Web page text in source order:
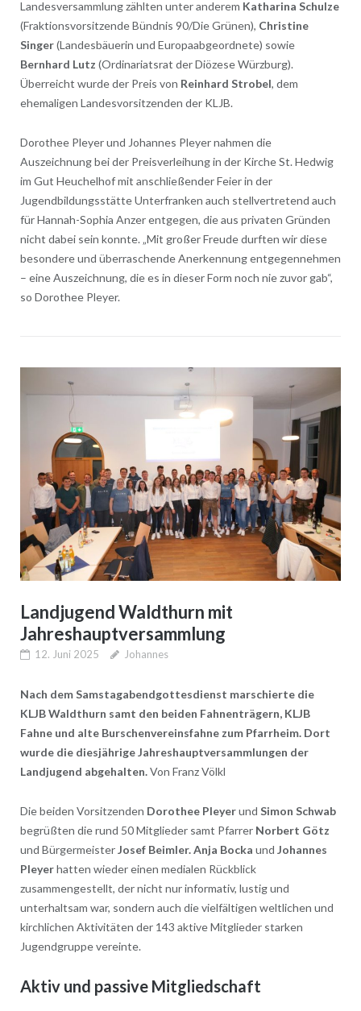
Landesversammlung zählten unter anderem Katharina Schulze
(Fraktionsvorsitzende Bündnis 90/Die Grünen), Christine
Singer(Landesbäuerin und Europaabgeordnete) sowie
Bernhard Lutz (Ordinariatsrat der Diözese Würzburg).
Überreicht wurde der Preis von Reinhard Strobel, dem
ehemaligen Landesvorsitzenden der KLJB.
Dorothee Pleyer und Johannes Pleyer nahmen die
Auszeichnung bei der Preisverleihung in der Kirche St. Hedwig
im Gut Heuchelhof mit anschließender Feier in der
Jugendbildungsstätte Unterfranken auch stellvertretend auch
für Hannah-Sophia Anzer entgegen, die aus privaten Gründen
nicht dabei sein konnte. „Mit großer Freude durften wir diese
besondere und überraschende Anerkennung entgegennehmen
– eine Auszeichnung, die es in dieser Form noch nie zuvor gab“,
so Dorothee Pleyer.
Landjugend Waldthurn mit
Jahreshauptversammlung
12. Juni 2025 Johannes
Nach dem Samstagabendgottesdienst marschierte die
KLJB Waldthurn samt den beiden Fahnenträgern, KLJB
Fahne und alte Burschenvereinsfahne zum Pfarrheim. Dort
wurde die diesjährige Jahreshauptversammlungen der
Landjugend abgehalten.Von Franz Völkl
Die beiden Vorsitzenden Dorothee Pleyerund Simon Schwab
begrüßten die rund 50 Mitglieder samt Pfarrer Norbert Götz
und BürgermeisterJosef Beimler.Anja Bocka und Johannes
Pleyerhatten wieder einen medialen Rückblick
zusammengestellt, der nicht nur informativ, lustig und
unterhaltsam war, sondern auch die vielfältigen weltlichen und
kirchlichen Aktivitäten der 143 aktive Mitglieder starken
Jugendgruppe vereinte.
Aktiv und passive Mitgliedschaft